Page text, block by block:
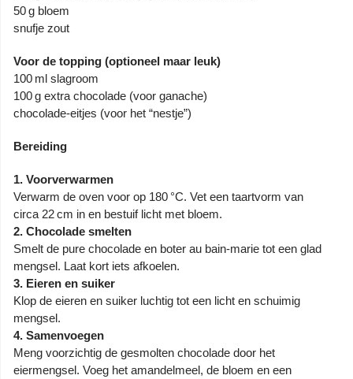
50 g bloem
snufje zout
Voor de topping (optioneel maar leuk)
100 ml slagroom
100 g extra chocolade (voor ganache)
chocolade‑eitjes (voor het “nestje”)
Bereiding
1. Voorverwarmen
Verwarm de oven voor op 180 °C. Vet een taartvorm van
circa 22 cm in en bestuif licht met bloem.
2. Chocolade smelten
Smelt de pure chocolade en boter au bain‑marie tot een glad
mengsel. Laat kort iets afkoelen.
3. Eieren en suiker
Klop de eieren en suiker luchtig tot een licht en schuimig
mengsel.
4. Samenvoegen
Meng voorzichtig de gesmolten chocolade door het
eiermengsel. Voeg het amandelmeel, de bloem en een